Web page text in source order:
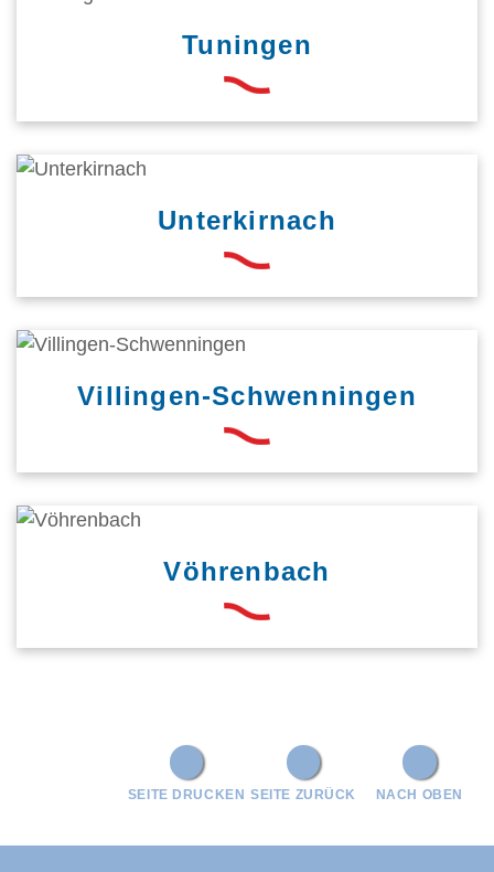
Tuningen
Unterkirnach
Villingen-Schwenningen
Vöhrenbach
NACH OBEN
SEITE ZURÜCK
SEITE DRUCKEN